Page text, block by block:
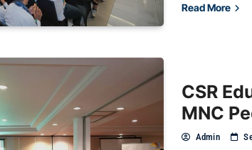
Read More
CSR
MNC
Admin